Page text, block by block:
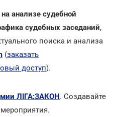
анализе судебной
судебных заседаний,
поиска и анализа
(заказать
доступ).
ЛІГА:ЗАКОН. Создавайте